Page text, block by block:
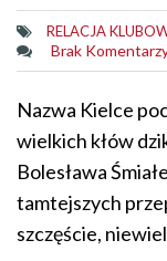
RELACJA
Brak
Nazwa Kielce
wielkich kłów
Bolesława
tamtejszych
szczęście,